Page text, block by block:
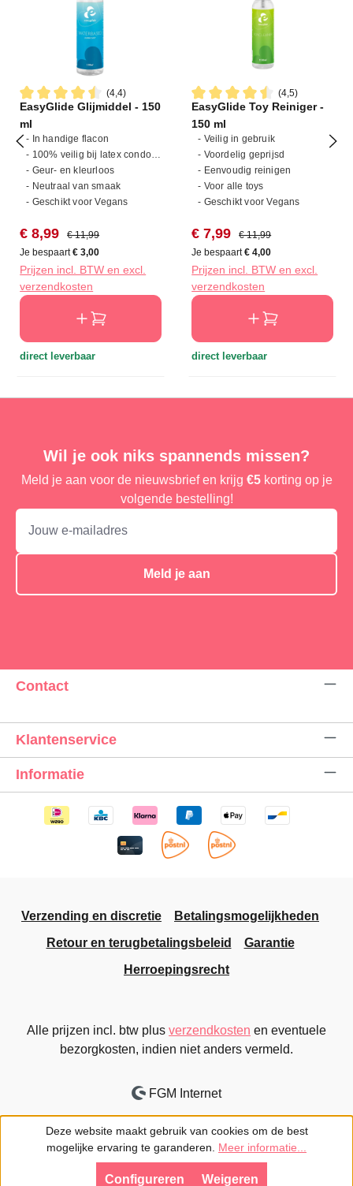
(4,4)
Gemiddelde waardering van 4.4 van 5 sterren
EasyGlide Glijmiddel - 150
ml
- In handige flacon
- 100% veilig bij latex condooms
- Geur- en kleurloos
- Neutraal van smaak
- Geschikt voor Vegans
Verkoopprijs:
€ 8,99 Normale prijs:
€ 11,99
Je bespaart€ 3,00
Prijzen incl. BTW en excl.
verzendkosten
direct leverbaar
(4,5)
Gemiddelde waardering van
EasyGlide Toy Reiniger -
150 ml
- Veilig in gebruik
- Voordelig geprijsd
- Eenvoudig reinigen
- Voor alle toys
- Geschikt voor Vegans
Verkoopprijs:
€ 7,99 Normale prijs:
€ 11,99
Je bespaart€ 4,00
Prijzen incl. BTW en excl.
verzendkosten
direct leverbaar
Wil je ook niks spannends missen?
Meld je aan voor de nieuwsbrief en krijg €5korting op je
volgende bestelling!
Meld je aan
Contact
Klantenservice
Informatie
Verzending en discretie
Betalingsmogelijkheden
Retour en terugbetalingsbeleid
Garantie
Herroepingsrecht
Alle prijzen incl. btw plus verzendkosten en eventuele
bezorgkosten, indien niet anders vermeld.
FGM Internet
Deze website maakt gebruik van cookies om de best
mogelijke ervaring te garanderen. Meer informatie...
Weigeren
Configureren